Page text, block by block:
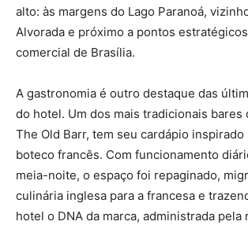
alto: às margens do Lago Paranoá,
Alvorada e próximo a pontos
comercial de Brasília.
A gastronomia é outro destaque das
do hotel. Um dos mais tradicionais bares
The Old Barr, tem seu cardápio inspirado
boteco francês. Com funcionamento
meia-noite, o espaço foi repaginado,
culinária inglesa para a francesa e
hotel o DNA da marca, administrada